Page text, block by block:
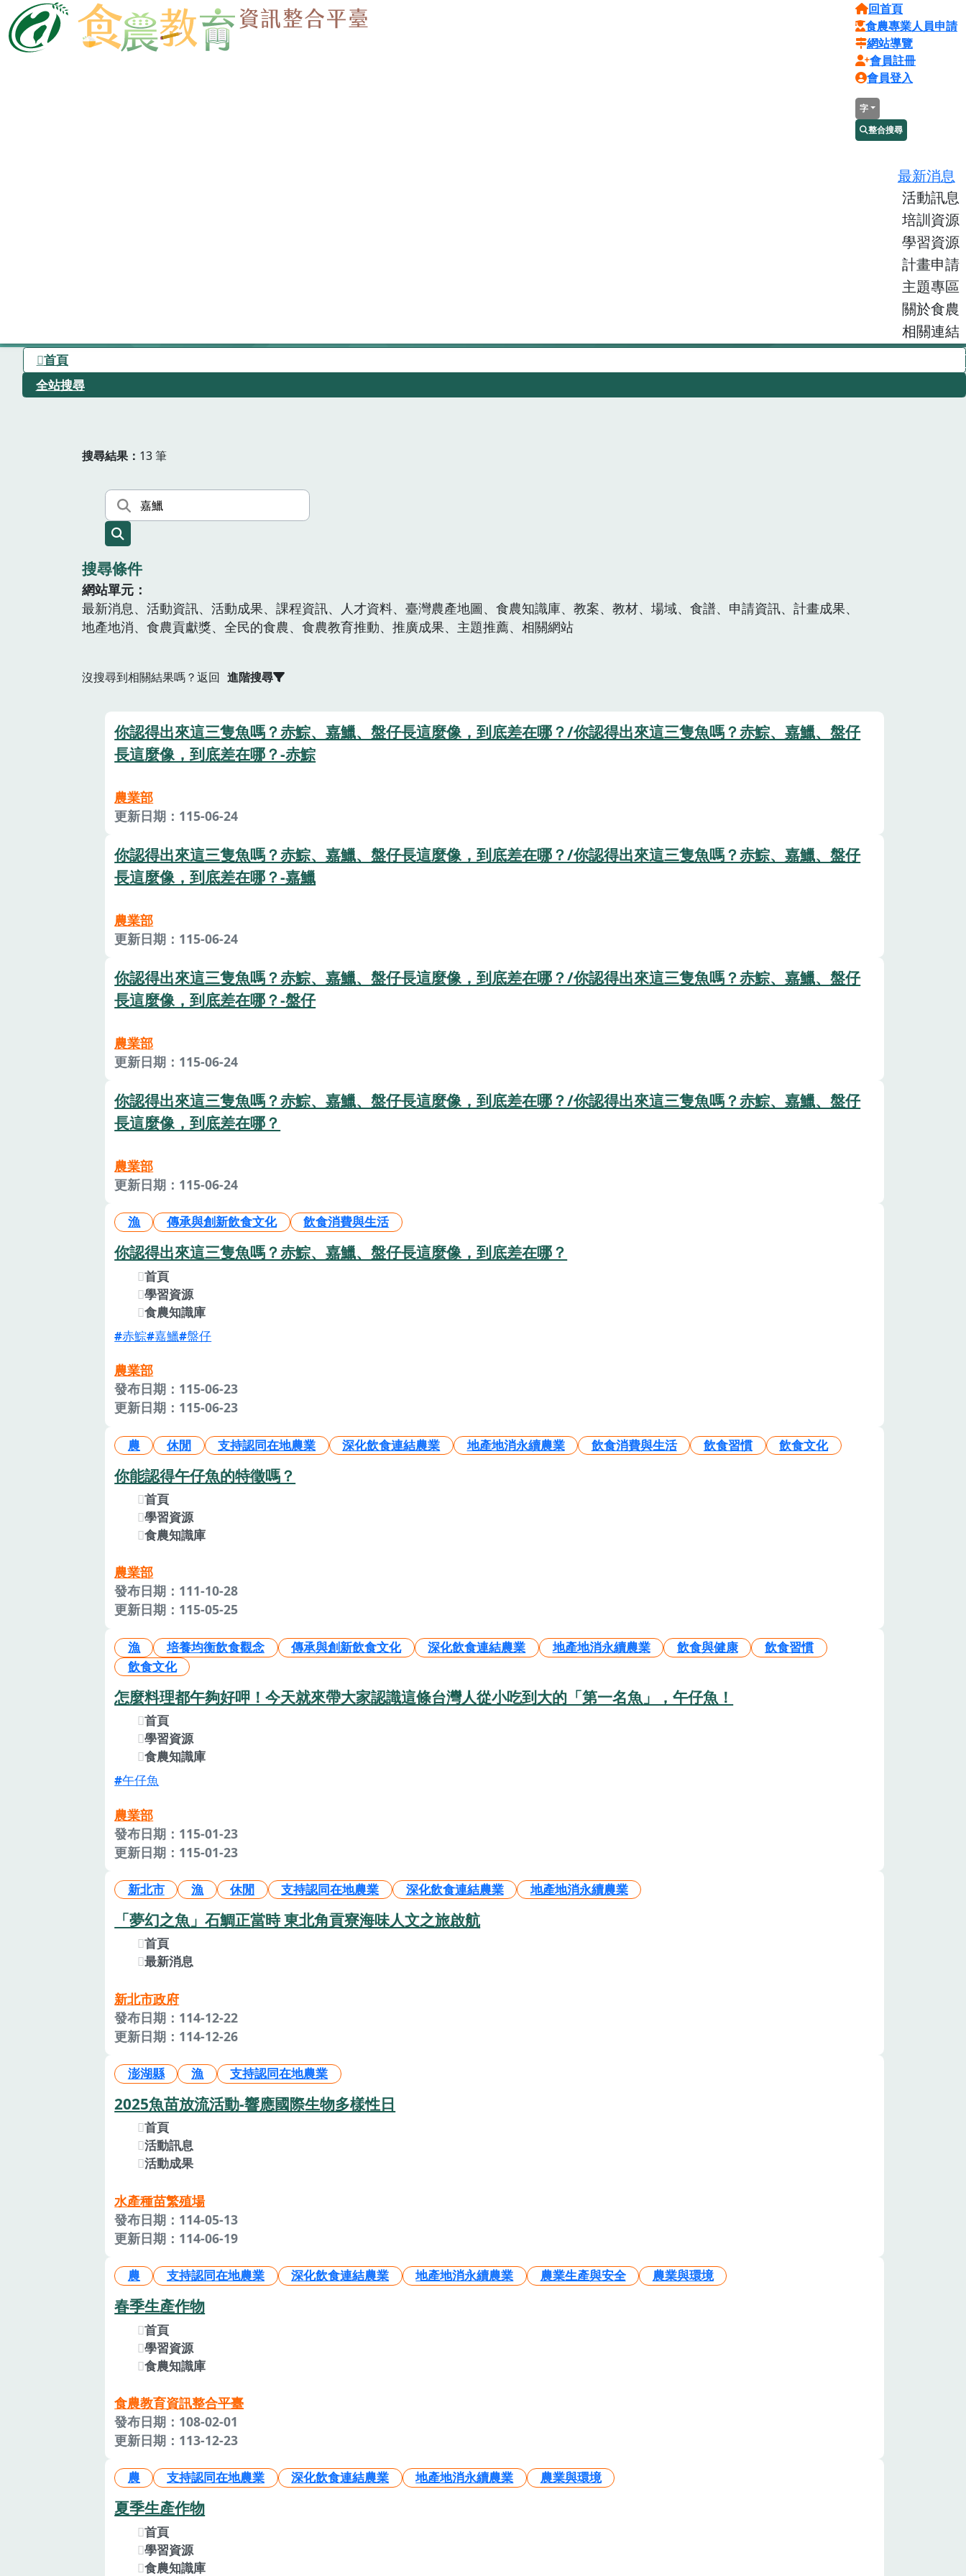
回首頁
食農專業人員申請
網站導覽
會員註冊
會員登入
字
整合搜尋
最新消息
活動訊息
培訓資源
學習資源
計畫申請
主題專區
關於食農
相關連結
首頁
全站搜尋
搜尋結果 13 筆
搜尋條件
網站單元
最新消息、活動資訊、活動成果、課程資訊、人才資料、臺灣農產地圖、食農知識庫、教案、教材、場域、食譜、申請資訊、計畫成果、
地產地消、食農貢獻獎、全民的食農、食農教育推動、推廣成果、主題推薦、相關網站
沒搜尋到相關結果嗎？返回 進階搜尋
你認得出來這三隻魚嗎？赤鯮、嘉鱲、盤仔長這麼像，到底差在哪？/你認得出來這三隻魚嗎？赤鯮、嘉鱲、盤仔
長這麼像，到底差在哪？-赤鯮
農業部
更新日期：115-06-24
你認得出來這三隻魚嗎？赤鯮、嘉鱲、盤仔長這麼像，到底差在哪？/你認得出來這三隻魚嗎？赤鯮、嘉鱲、盤仔
長這麼像，到底差在哪？-嘉鱲
農業部
更新日期：115-06-24
你認得出來這三隻魚嗎？赤鯮、嘉鱲、盤仔長這麼像，到底差在哪？/你認得出來這三隻魚嗎？赤鯮、嘉鱲、盤仔
長這麼像，到底差在哪？-盤仔
農業部
更新日期：115-06-24
你認得出來這三隻魚嗎？赤鯮、嘉鱲、盤仔長這麼像，到底差在哪？/你認得出來這三隻魚嗎？赤鯮、嘉鱲、盤仔
長這麼像，到底差在哪？
農業部
更新日期：115-06-24
漁 傳承與創新飲食文化 飲食消費與生活
你認得出來這三隻魚嗎？赤鯮、嘉鱲、盤仔長這麼像，到底差在哪？
首頁
學習資源
食農知識庫
赤鯮 嘉鱲 盤仔
農業部
發布日期：115-06-23
更新日期：115-06-23
農 休閒 支持認同在地農業 深化飲食連結農業 地產地消永續農業 飲食消費與生活 飲食習慣 飲食文化
你能認得午仔魚的特徵嗎？
首頁
學習資源
食農知識庫
農業部
發布日期：111-10-28
更新日期：115-05-25
漁 培養均衡飲食觀念 傳承與創新飲食文化 深化飲食連結農業 地產地消永續農業 飲食與健康
飲食習慣
飲食文化
怎麼料理都午夠好呷！今天就來帶大家認識這條台灣人從小吃到大的「第一名魚」，午仔魚！
首頁
學習資源
食農知識庫
午仔魚
農業部
發布日期：115-01-23
更新日期：115-01-23
新北市 漁 休閒 支持認同在地農業 深化飲食連結農業 地產地消永續農業
「夢幻之魚」石鯛正當時 東北角貢寮海味人文之旅啟航
首頁
最新消息
新北市政府
發布日期：114-12-22
更新日期：114-12-26
澎湖縣 漁 支持認同在地農業
2025魚苗放流活動-響應國際生物多樣性日
首頁
活動訊息
活動成果
水產種苗繁殖場
發布日期：114-05-13
更新日期：114-06-19
農 支持認同在地農業 深化飲食連結農業 地產地消永續農業 農業生產與安全 農業與環境
春季生產作物
首頁
學習資源
食農知識庫
食農教育資訊整合平臺
發布日期：108-02-01
更新日期：113-12-23
農 支持認同在地農業 深化飲食連結農業 地產地消永續農業 農業與環境
夏季生產作物
首頁
學習資源
食農知識庫